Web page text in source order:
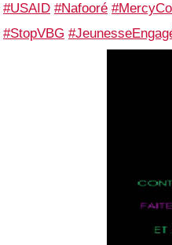
#USAID #Nafooré
#StopVBG